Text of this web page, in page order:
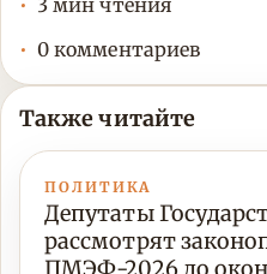
3 мин чтения
0 комментариев
Также читайте
ПОЛИТИКА
Депутаты
рассмотрят